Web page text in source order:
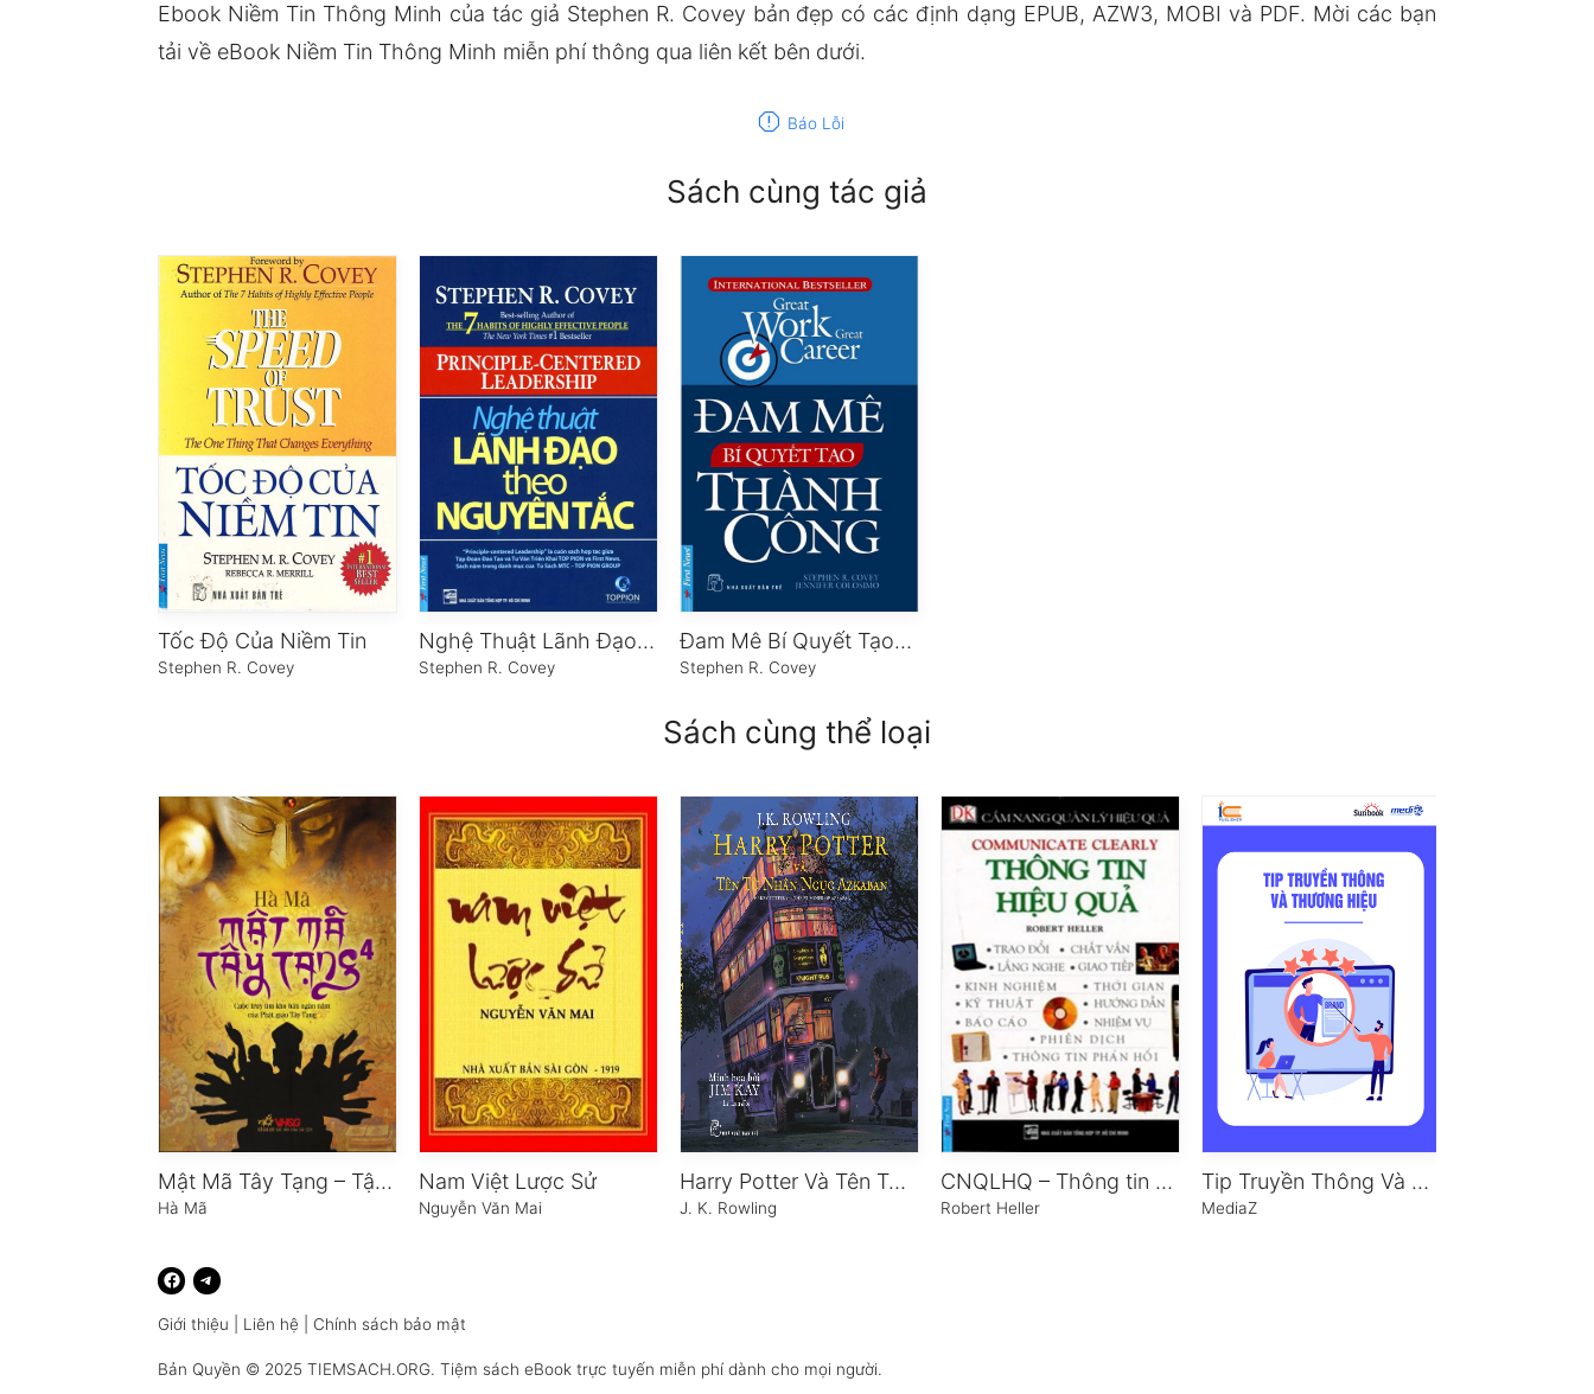
Ebook Niềm Tin Thông Minh của tác giả Stephen R. Covey bản đẹp có các định dạng EPUB, AZW3, MOBI và PDF. Mời các bạn
tải về eBook Niềm Tin Thông Minh miễn phí thông qua liên kết bên dưới.
report Báo Lỗi
Sách cùng tác giả
Tốc Độ Của Niềm Tin
Stephen R. Covey
Nghệ Thuật Lãnh Đạo Theo Nguyên Tắc
Stephen R. Covey
Đam Mê Bí Quyết Tạo Thành Công
Stephen R. Covey
Sách cùng thể loại
Mật Mã Tây Tạng – Tập 4
Hà Mã
Nam Việt Lược Sử
Nguyễn Văn Mai
Harry Potter Và Tên Tù Nhân Ngục Azkaban – Tập 3
J. K. Rowling
CNQLHQ – Thông tin hiệu quả
Robert Heller
Tip Truyền Thông Và Thương Hiệu
MediaZ
Giới thiệu Liên hệ Chính sách bảo mật
Bản Quyền © 2025TIEMSACH.ORG. Tiệm sách eBook trực tuyến miễn phí dành cho mọi người.